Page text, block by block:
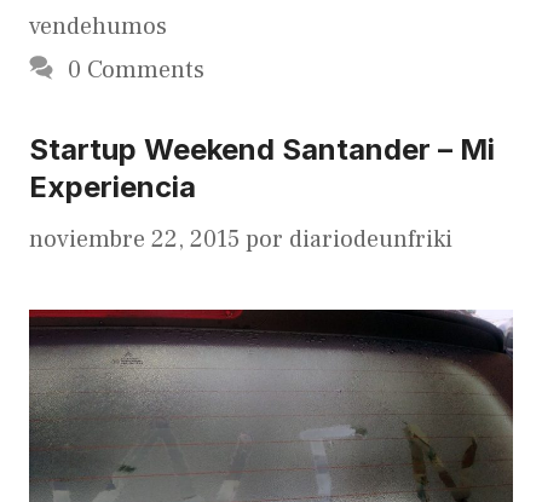
vendehumos
0 Comments
Startup Weekend Santander – Mi
Experiencia
noviembre 22, 2015 por diariodeunfriki